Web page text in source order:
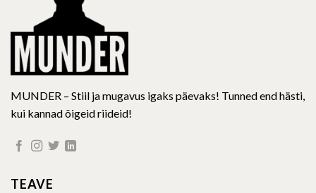
the
product
page
MUNDER – Stiil ja mugavus igaks päevaks! Tunned end hästi,
kui kannad õigeid riideid!
TEAVE